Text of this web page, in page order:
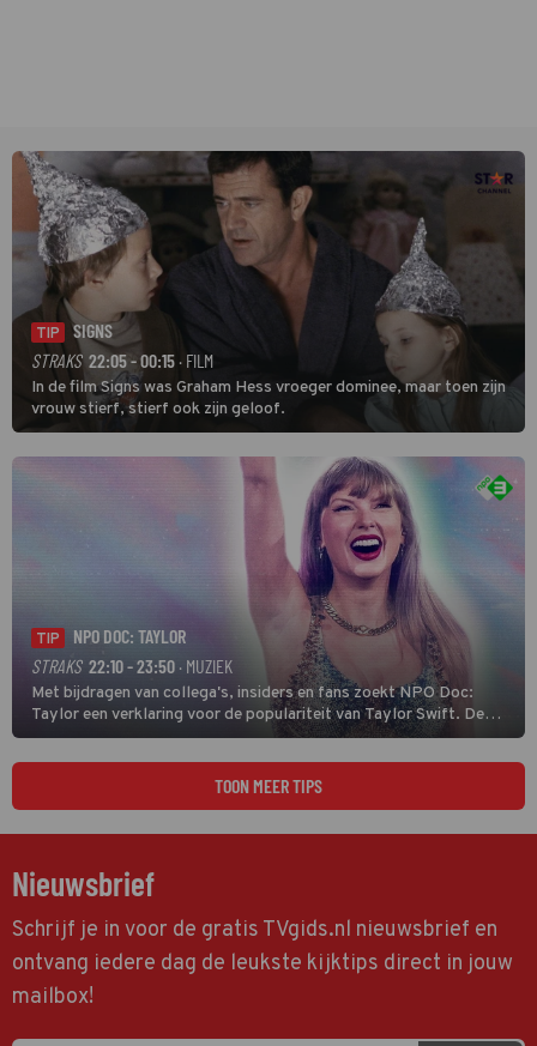
TIP
SIGNS
STRAKS 22:05 - 00:15 · FILM
In de film Signs was Graham Hess vroeger dominee, maar toen zijn
vrouw stierf, stierf ook zijn geloof.
TIP
NPO DOC: TAYLOR
STRAKS 22:10 - 23:50 · MUZIEK
Met bijdragen van collega's, insiders en fans zoekt NPO Doc:
Taylor een verklaring voor de populariteit van Taylor Swift. De
singer-songwriter is een van de succesvolste sterren van onze tijd
en een inspiratie voor velen. (HH)
TOON MEER TIPS
Nieuwsbrief
Schrijf je in voor de gratis TVgids.nl nieuwsbrief en
ontvang iedere dag de leukste kijktips direct in jouw
mailbox!